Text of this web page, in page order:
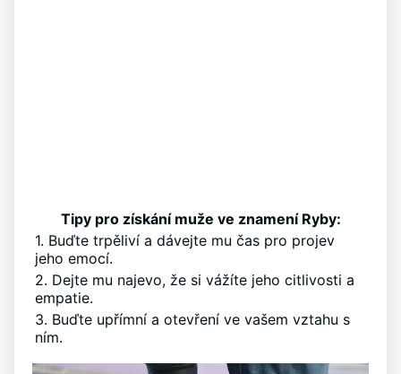
Tipy pro získání muže ve znamení Ryby:
1. Buďte trpěliví a dávejte mu čas pro projev
jeho emocí.
2. Dejte mu najevo, že si vážíte jeho citlivosti a
empatie.
3. Buďte upřímní a otevření ve vašem vztahu s
ním.